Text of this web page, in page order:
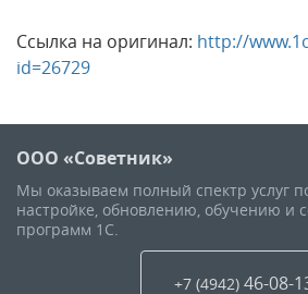
Ссылка на оригинал: http://
id=26729
ООО «Советник»
Мы оказываем полный спектр услуг
настройке, обновлению, обучению и
программ 1С.
+7 (4942) 46-08-